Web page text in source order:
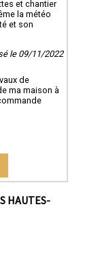
et chantier
la météo
et son
le 09/11/2022
de
ma maison à
HAUTES-